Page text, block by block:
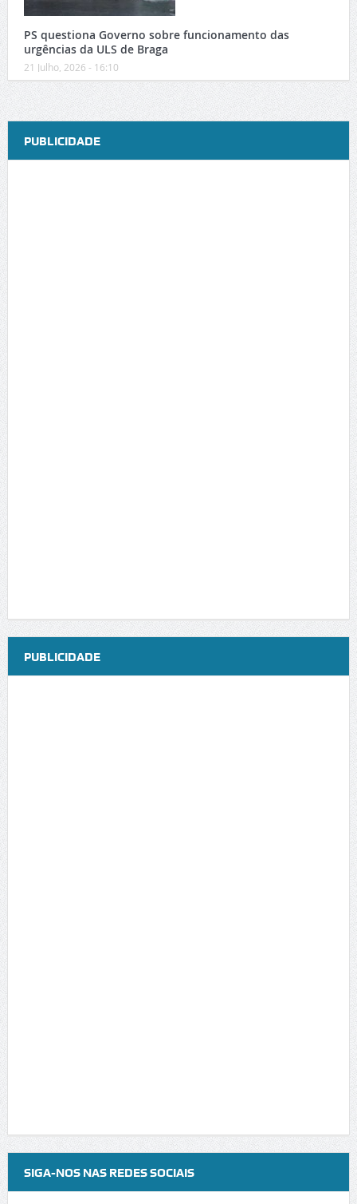
PS questiona Governo sobre funcionamento das
urgências da ULS de Braga
21 Julho, 2026 - 16:10
PUBLICIDADE
PUBLICIDADE
SIGA-NOS NAS REDES SOCIAIS